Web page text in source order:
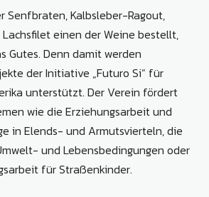
Senfbraten, Kalbsleber-Ragout,
einen der Weine bestellt,
Gutes. Denn damit werden
der Initiative „Futuro Si“ für
unterstützt. Der Verein fördert
wie die Erziehungsarbeit und
in Elends- und Armutsvierteln, die
und Lebensbedingungen oder
für Straßenkinder.